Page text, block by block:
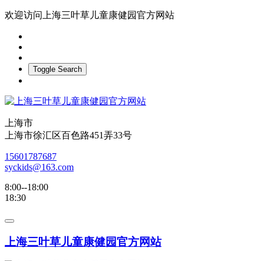
欢迎访问上海三叶草儿童康健园官方网站
Toggle Search
上海市
上海市徐汇区百色路451弄33号
15601787687
syckids@163.com
8:00--18:00
18:30
上海三叶草儿童康健园官方网站